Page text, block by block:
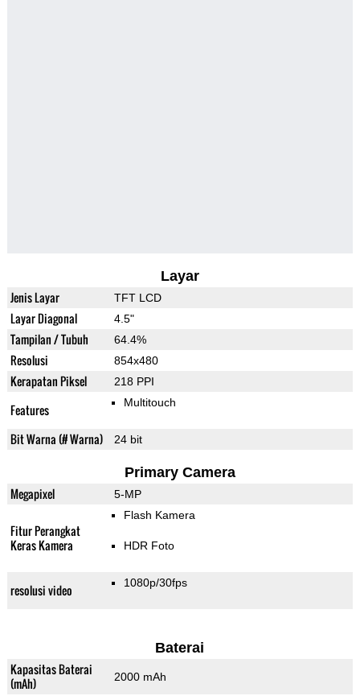
Layar
Jenis Layar TFT LCD
Layar Diagonal 4.5"
Tampilan / Tubuh 64.4%
Resolusi 854x480
Kerapatan Piksel 218 PPI
Features Multitouch
Bit Warna (# Warna) 24 bit
Primary Camera
Megapixel 5-MP
Fitur Perangkat
Keras Kamera
Flash Kamera
HDR Foto
resolusi video 1080p/30fps
Baterai
Kapasitas Baterai
(mAh)
2000 mAh